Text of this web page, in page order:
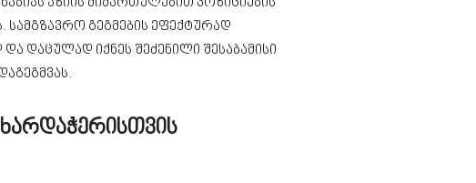
აზიის მიმართულებით პოზიციების
სამგზავრო გეგმების ეფექტურად
დაცულად იქნეს შეძენილი შესაბამისი